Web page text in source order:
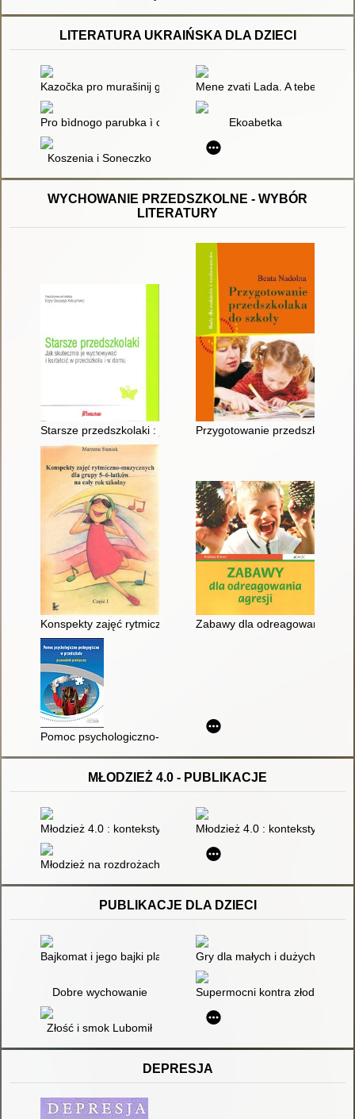
LITERATURA UKRAIŃSKA DLA DZIECI
Kazočka pro murašinij grib Mene zvati Lada. A tebe?
Pro bìdnogo parubka ì carìvnu : ukraïns'ka narodna kazka
Ekoabetka
Koszenia i Soneczko
WYCHOWANIE PRZEDSZKOLNE - WYBÓR
LITERATURY
Starsze przedszkolaki : jak skutecznie je wychowywać i
Przygotowanie przedszkolaka
Konspekty zajęć rytmiczno-muzycznych dla grupy 5-6-latków
Zabawy dla odreagowania
Pomoc psychologiczno-pedagogiczna w przedszkolu :
MŁODZIEŻ 4.0 - PUBLIKACJE
Młodzież 4.0 : konteksty rozwoju psychoseksualnego : praca
Młodzież 4.0 : konteksty
Młodzież na rozdrożach dróg - pomiędzy Pol'and' Rock
PUBLIKACJE DLA DZIECI
Bajkomat i jego bajki plasterki na dziecięce rozterki
Gry dla małych i dużych : 150
Dobre wychowanie Supermocni kontra złodzieje
Złość i smok Lubomił
DEPRESJA